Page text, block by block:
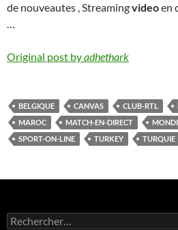
de nouveautes , Streamingvideoen
…
Original post byadhethark
BELGIQUE CANVAS CLUB-RTL
MAROC
MATCH-EN-DIRECT
SPORT-ON-LINE
TURKEY TURQUIE
Rechercher :